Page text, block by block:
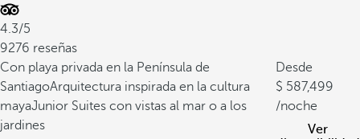
4.3/5
9276 reseñas
Con playa privada en la Península de
SantiagoArquitectura inspirada en la cultura
mayaJunior Suites con vistas al mar o a los
jardines
Desde
587,499
/noche
Ver